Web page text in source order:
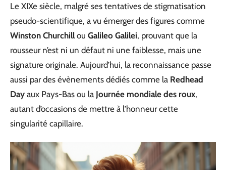
Le XIXe siècle, malgré ses tentatives de stigmatisation
pseudo-scientifique, a vu émerger des figures comme
Winston Churchill ou Galileo Galilei, prouvant que la
rousseur n’est ni un défaut ni une faiblesse, mais une
signature originale. Aujourd’hui, la reconnaissance passe
aussi par des évènements dédiés comme la Redhead
Day aux Pays-Bas ou la Journée mondiale des roux,
autant d’occasions de mettre à l’honneur cette
singularité capillaire.